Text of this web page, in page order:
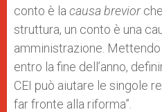
conto è la causa brevior
struttura, un conto è una
amministrazione.
entro la fine dell’anno,
CEI può aiutare le singole
far fronte alla riforma”.